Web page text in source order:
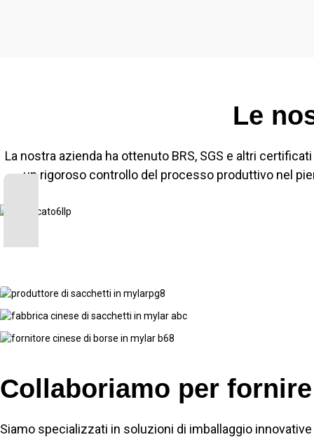
Le
La nostra azienda ha ottenuto BRS, SGS e altri
un rigoroso controllo del processo produttivo nel
Collaboriamo per
Siamo specializzati in soluzioni di imballaggio